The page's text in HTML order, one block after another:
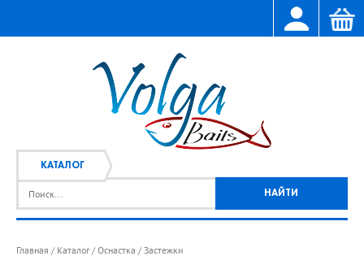
КАТАЛОГ
Главная / Каталог / Оснастка / Застежки